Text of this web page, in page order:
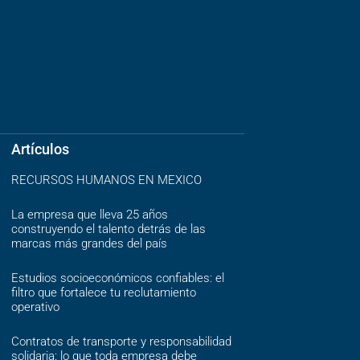
Artículos
RECURSOS HUMANOS EN MEXICO
La empresa que lleva 25 años
construyendo el talento detrás de las
marcas más grandes del país
Estudios socioeconómicos confiables: el
filtro que fortalece tu reclutamiento
operativo
Contratos de transporte y responsabilidad
solidaria: lo que toda empresa debe